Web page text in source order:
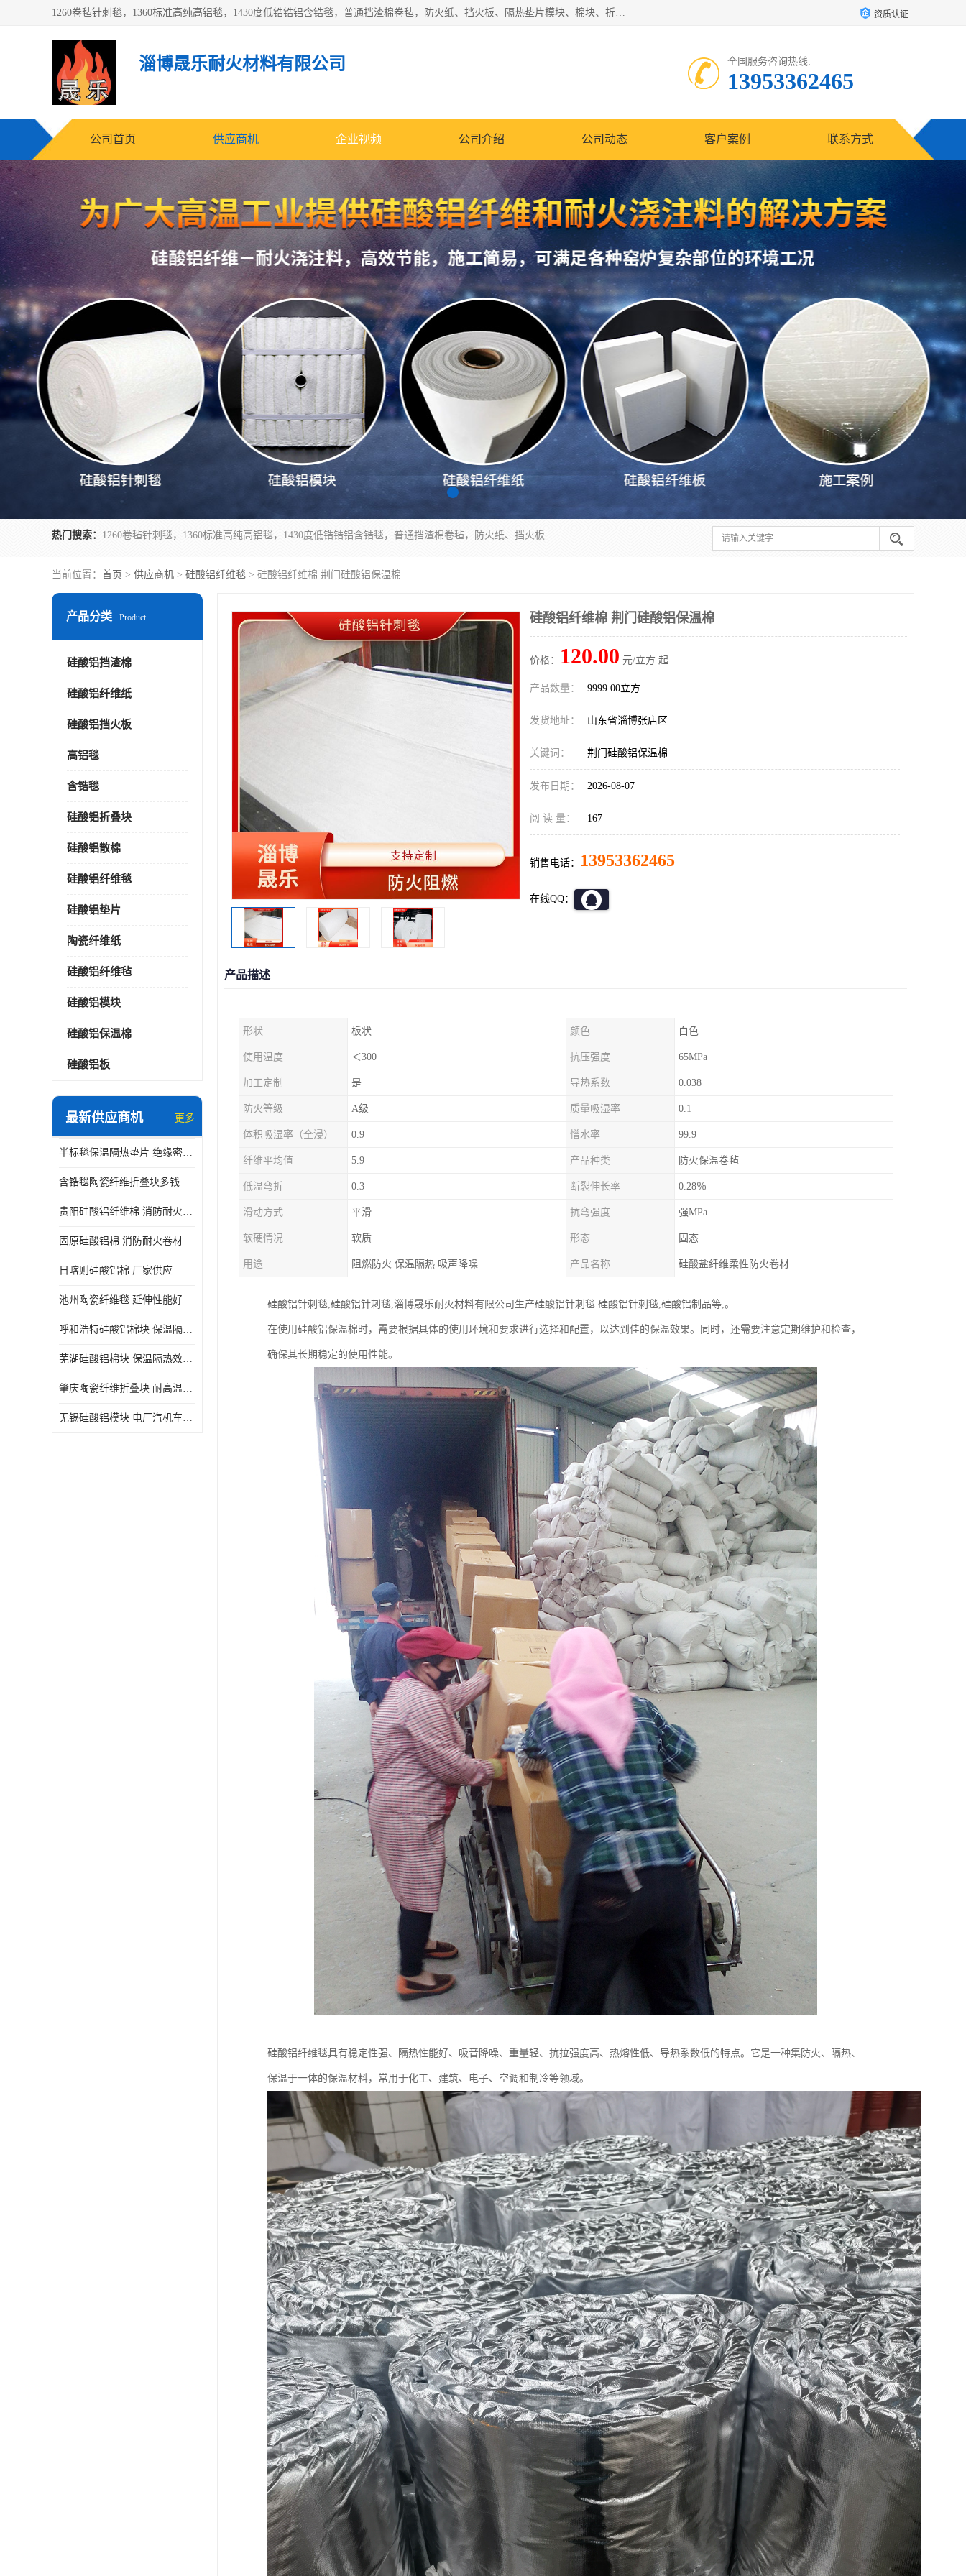
1260卷毡针刺毯，1360标准高纯高铝毯，1430度低锆锆铝含锆毯，普通挡渣棉卷毡，防火纸、挡火板、隔热垫片模块、棉块、折叠块、散棉高温固化剂价格规格密度多少钱图片视频立方平米参数指标 资质认证
淄博晟乐耐火材料有限公司 全国服务咨询热线:
13953362465
公司首页 供应商机 企业视频 公司介绍 公司动态 客户案例 联系方式
热门搜索： 1260卷毡针刺毯，1360标准高纯高铝毯，1430度低锆锆铝含锆毯，普通挡渣棉卷毡，防火纸、挡火板、隔热垫片模块、棉块、折叠块、散棉高温固化剂价格规格密度多少钱图片视频立方平米参数指标
当前位置： 首页 > 供应商机 > 硅酸铝纤维毯 > 硅酸铝纤维棉 荆门硅酸铝保温棉
产品分类 Product
硅酸铝挡渣棉
硅酸铝纤维纸
硅酸铝挡火板
高铝毯
含锆毯
硅酸铝折叠块
硅酸铝散棉
硅酸铝纤维毯
硅酸铝垫片
陶瓷纤维纸
硅酸铝纤维毡
硅酸铝模块
硅酸铝保温棉
硅酸铝板
最新供应商机 更多
半标毯保温隔热垫片 绝缘密封垫片
含锆毯陶瓷纤维折叠块多钱一立方 硅酸铝模块
贵阳硅酸铝纤维棉 消防耐火卷材
固原硅酸铝棉 消防耐火卷材
日喀则硅酸铝棉 厂家供应
池州陶瓷纤维毯 延伸性能好
呼和浩特硅酸铝棉块 保温隔热效果好
芜湖硅酸铝棉块 保温隔热效果好
肇庆陶瓷纤维折叠块 耐高温阻燃 抗撕裂 质地硬
无锡硅酸铝模块 电厂汽机车间设备管道保温用硅酸铝棉
硅酸铝纤维棉 荆门硅酸铝保温棉
价格： 120.00 元/立方 起
产品数量： 9999.00立方
发货地址： 山东省淄博张店区
关键词： 荆门硅酸铝保温棉
发布日期： 2026-08-07
阅 读 量： 167
销售电话： 13953362465
在线QQ：
产品描述
形状 板状 颜色 白色
使用温度 ＜300 抗压强度 65MPa
加工定制 是 导热系数 0.038
防火等级 A级 质量吸湿率 0.1
体积吸湿率（全浸） 0.9 憎水率 99.9
纤维平均值 5.9 产品种类 防火保温卷毡
低温弯折 0.3 断裂伸长率 0.28％
滑动方式 平滑 抗弯强度 强MPa
软硬情况 软质 形态 固态
用途 阻燃防火 保温隔热 吸声降噪 产品名称 硅酸盐纤维柔性防火卷材
硅酸铝针刺毯,硅酸铝针刺毯,淄博晟乐耐火材料有限公司生产硅酸铝针刺毯.硅酸铝针刺毯,硅酸铝制品等,。
在使用硅酸铝保温棉时，需要根据具体的使用环境和要求进行选择和配置，以达到佳的保温效果。同时，还需要注意定期维护和检查，
确保其长期稳定的使用性能。
硅酸铝纤维毯具有稳定性强、隔热性能好、吸音降噪、重量轻、抗拉强度高、热熔性低、导热系数低的特点。它是一种集防火、隔热、
保温于一体的保温材料，常用于化工、建筑、电子、空调和制冷等领域。